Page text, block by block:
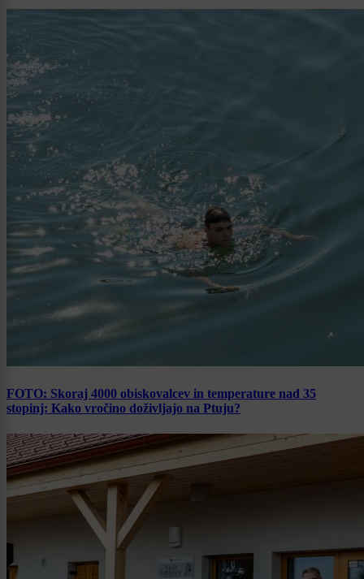
FOTO: Skoraj 4000 obiskovalcev in temperature nad 35
stopinj: Kako vročino doživljajo na Ptuju?